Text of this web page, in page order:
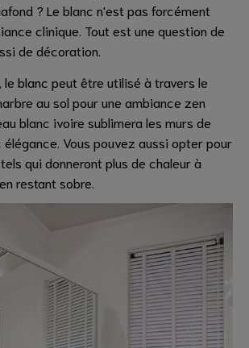
? Le blanc n'est pas forcément
clinique. Tout est une question de
de décoration.
blanc peut être utilisé à travers le
au sol pour une ambiance zen
blanc ivoire sublimera les murs de
Vous pouvez aussi opter pour
qui donneront plus de chaleur à
restant sobre.